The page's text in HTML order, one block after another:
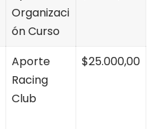
Organizaci
ón Curso
Aporte
Racing
Club
$25.000,00